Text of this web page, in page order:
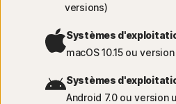
versions)
Systèmes
macOS 10.15 ou
Systèmes
Android 7.0 ou version